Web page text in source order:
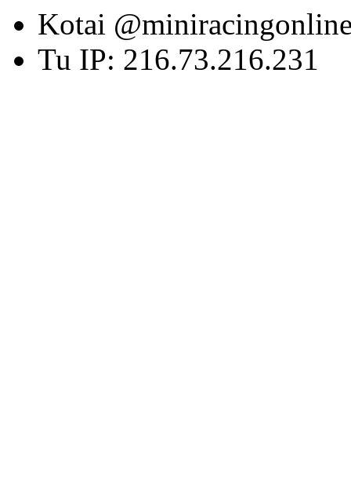
Kotai
Tu IP: 216.73.216.231